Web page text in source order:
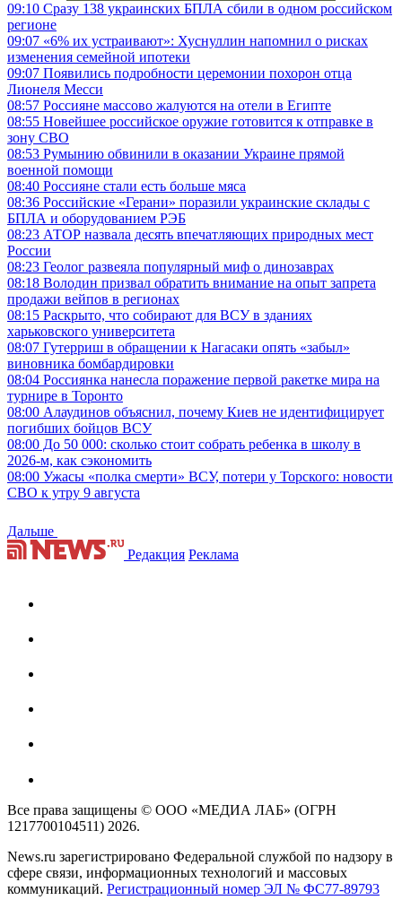
09:10 Сразу 138 украинских БПЛА сбили в одном российском
регионе
09:07 «6% их устраивают»: Хуснуллин напомнил о рисках
изменения семейной ипотеки
09:07 Появились подробности церемонии похорон отца
Лионеля Месси
08:57 Россияне массово жалуются на отели в Египте
08:55 Новейшее российское оружие готовится к отправке в
зону СВО
08:53 Румынию обвинили в оказании Украине прямой
военной помощи
08:40 Россияне стали есть больше мяса
08:36 Российские «Герани» поразили украинские склады с
БПЛА и оборудованием РЭБ
08:23 АТОР назвала десять впечатляющих природных мест
России
08:23 Геолог развеяла популярный миф о динозаврах
08:18 Володин призвал обратить внимание на опыт запрета
продажи вейпов в регионах
08:15 Раскрыто, что собирают для ВСУ в зданиях
харьковского университета
08:07 Гутерриш в обращении к Нагасаки опять «забыл»
виновника бомбардировки
08:04 Россиянка нанесла поражение первой ракетке мира на
турнире в Торонто
08:00 Алаудинов объяснил, почему Киев не идентифицирует
погибших бойцов ВСУ
08:00 До 50 000: сколько стоит собрать ребенка в школу в
2026-м, как сэкономить
08:00 Ужасы «полка смерти» ВСУ, потери у Торского: новости
СВО к утру 9 августа
Дальше
Редакция Реклама
Все права защищены © ООО «МЕДИА ЛАБ» (ОГРН
1217700104511) 2026.
News.ru зарегистрировано Федеральной службой по надзору в
сфере связи, информационных технологий и массовых
коммуникаций. Регистрационный номер ЭЛ № ФС77-89793